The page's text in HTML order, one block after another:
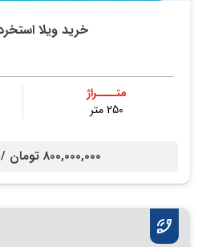
خرید ویلا
متــــراژ
250 متر
800,000,000 تومان /